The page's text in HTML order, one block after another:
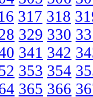
317 318
329 330
341 342
353 354
365 366